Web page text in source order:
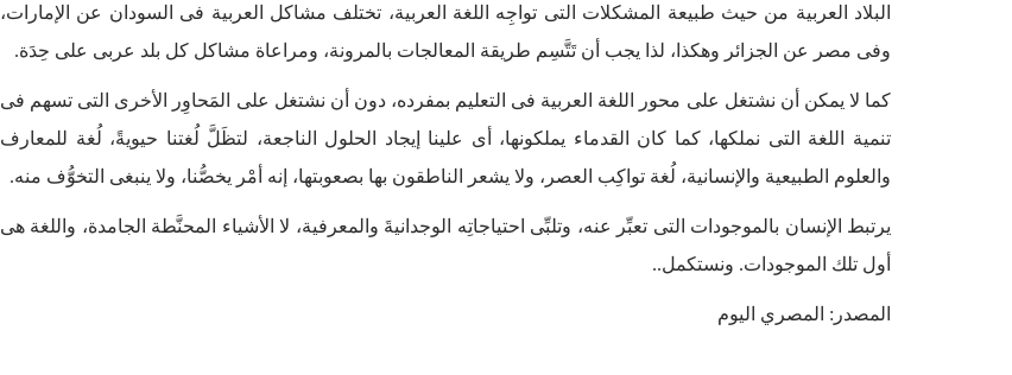
البلاد العربية من حيث طبيعة المشكلات التى تواجِه اللغة العربية، تختلف مشاكل العربية فى السودان عن الإمارات،
وفى مصر عن الجزائر وهكذا، لذا يجب أن تَتَّسِم طريقة المعالجات بالمرونة، ومراعاة مشاكل كل بلد عربى على حِدَة.
كما لا يمكن أن نشتغل على محور اللغة العربية فى التعليم بمفرده، دون أن نشتغل على المَحاوِر الأخرى التى تسهم فى
تنمية اللغة التى نملكها، كما كان القدماء يملكونها، أى علينا إيجاد الحلول الناجعة، لتظَلَّ لُغتنا حيويةً، لُغة للمعارف
والعلوم الطبيعية والإنسانية، لُغة تواكِب العصر، ولا يشعر الناطقون بها بصعوبتها، إنه أمْر يخصُّنا، ولا ينبغى التخوُّف منه.
يرتبط الإنسان بالموجودات التى تعبِّر عنه، وتلبِّى احتياجاتِه الوجدانيةَ والمعرفية، لا الأشياء المحنَّطة الجامدة، واللغة هى
أول تلك الموجودات. ونستكمل..
المصدر: المصري اليوم